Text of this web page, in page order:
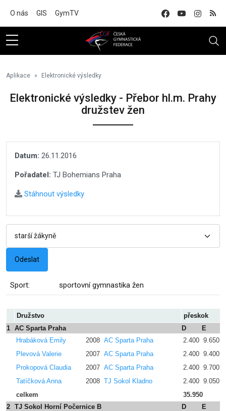
O nás GIS GymTV
Aplikace Elektronické výsledky
Elektronické výsledky - Přebor hl.m. Prahy
družstev žen
Datum: 26.11.2016
Pořadatel: TJ Bohemians Praha
Stáhnout výsledky
Sport: sportovní gymnastika žen
Družstvo
přeskok
1 AC Sparta Praha D E
Hrabáková Emily
2008 AC Sparta Praha 2.400 9.650
Plevová Valerie
2007 AC Sparta Praha 2.400 9.400
Prokopová Claudia
2007 AC Sparta Praha 2.400 9.700
Tatíčková Anna
2008 TJ Sokol Kladno 2.400 9.050
celkem
35.950
2 TJ Sokol Horní Počernice B D E